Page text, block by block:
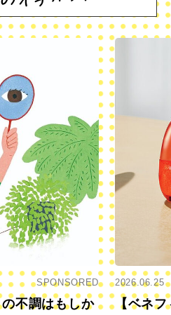
SPONSORED
不調はもしか
2026.06.25
【ベネフ